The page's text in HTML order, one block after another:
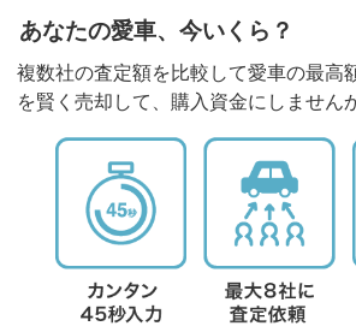
あなたの愛車、今いくら？
複数社の査定額を比較して愛車の最高
を賢く売却して、購入資金にしません